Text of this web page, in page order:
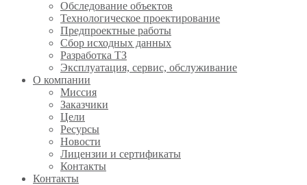
Обследование объектов
Технологическое проектирование
Предпроектные работы
Сбор исходных данных
Разработка ТЗ
Эксплуатация, сервис, обслуживание
О компании
Миссия
Заказчики
Цели
Ресурсы
Новости
Лицензии и сертификаты
Контакты
Контакты